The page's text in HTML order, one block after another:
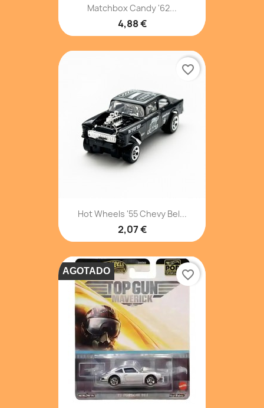
Matchbox Candy '62...
4,88 €
Hot Wheels '55 Chevy Bel...
2,07 €
favorite_border
AGOTADO favorite_border